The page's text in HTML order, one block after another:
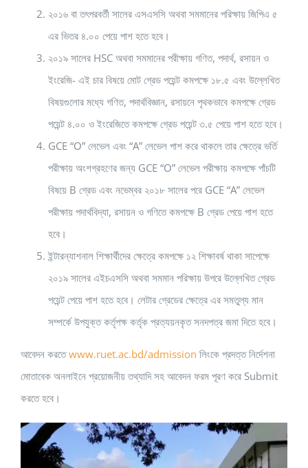
২০১৬ বা তৎপরবর্তী সালের এসএসসি অথবা সমমানের পরিক্ষায় জিপিএ ৫
এর ভিতর ৪.০০ পেয়ে পাশ হতে হবে।
২০১৯ সালের HSC অথবা সমমানের পরীক্ষায় গণিত, পদার্থ, রসায়ন ও
ইংরেজি- এই চার বিষয়ে মোট গ্রেড পয়েন্ট কমপক্ষে ১৮.৫ এবং উল্লেখিত
বিষয়গুলোর মধ্যে গণিত, পদার্থবিজ্ঞান, রসায়নে পৃথকভাবে কমপক্ষে গ্রেড
পয়েন্ট ৪.০০ ও ইংরেজিতে কমপক্ষে গ্রেড পয়েন্ট ৩.৫ পেয়ে পাশ হতে হবে।
GCE “O” লেভেল এবং “A” লেভেল পাশ করে থাকলে তার ক্ষেত্রে ভর্তি
পরীক্ষায় অংশগ্রহণের জন্য GCE “O” লেভেল পরীক্ষায় কমপক্ষে পাঁচটি
বিষয়ে B গ্রেড এবং নভেম্বর ২০১৮ সালের পরে GCE “A” লেভেল
পরীক্ষায় পদার্থবিদ্যা, রসায়ন ও গণিতে কমপক্ষে B গ্রেড পেয়ে পাশ হতে
হবে।
ইন্টারন্যাশনাল শিক্ষার্থীদের ক্ষেত্রে কমপক্ষে ১২ শিক্ষাবর্ষ থাকা সাপেক্ষে
২০১৯ সালের এইচএসসি অথবা সমমান পরিক্ষায় উপরে উল্লেখিত গ্রেড
পয়েন্ট পেয়ে পাশ হতে হবে। লেটার গ্রেডের ক্ষেত্রে এর সমতুল্য মান
সম্পর্কে উপযুক্ত কর্তৃপক্ষ কর্তৃক প্রত্যয়নকৃত সনদপত্র জমা দিতে হবে।
আবেদন করতেwww.ruet.ac.bd/admission লিংকে প্রদত্ত নির্দেশনা
মোতাবেক অনলাইনে প্রয়োজনীয় তথ্যাদি সহ আবেদন ফরম পূরণ করে Submit
করতে হবে।